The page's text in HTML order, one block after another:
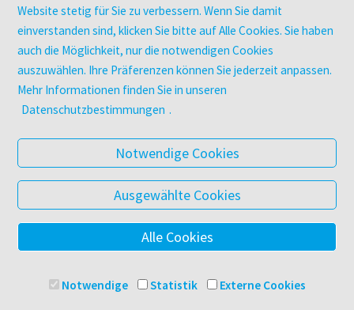
facultas Club
UNTERNEHMEN
Über facultas
Arbeiten bei facultas
Datenschutz & Cookies
AGB
Barrierefreiheit
© 2025 Facultas Verlags- und Buchhandels AG
Website stetig für Sie zu verbessern. Wenn Sie damit
einverstanden sind, klicken Sie bitte auf Alle Cookies. Sie haben
auch die Möglichkeit, nur die notwendigen Cookies
auszuwählen. Ihre Präferenzen können Sie jederzeit anpassen.
Mehr Informationen finden Sie in unseren
Datenschutzbestimmungen .
Notwendige Cookies
Ausgewählte Cookies
Alle Cookies
Notwendige Statistik Externe Cookies